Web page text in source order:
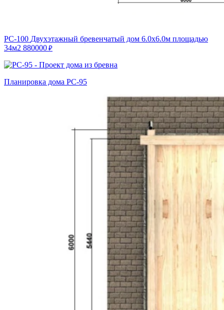
РС-100 Двухэтажный бревенчатый дом 6.0х6.0м площадью
34м2 880000 ₽
Планировка дома РС-95